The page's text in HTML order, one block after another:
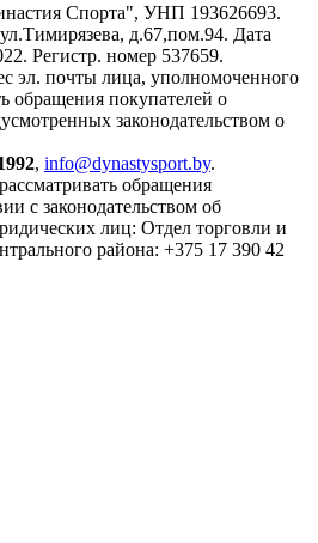
Спорта", УНП 193626693.
д.67,пом.94. Дата
Регистр. номер 537659.
эл. почты лица, уполномоченного
обращения покупателей о
законодательством о
, info@dynastysport.by.
обращения
с законодательством об
лиц: Отдел торговли и
района: +375 17 390 42